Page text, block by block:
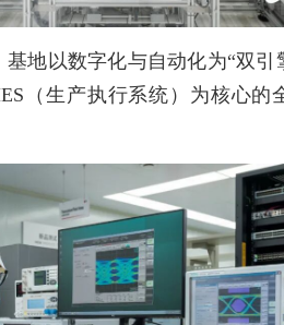
基地以数字化与自动化为
（生产执行系统）为核心的